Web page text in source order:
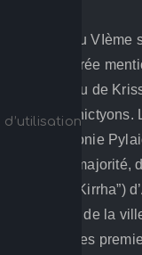
Au début du VIème
Guerre sacrée
de Kirrha ou de
et les Amphictyons.
l’Amphictyonie
avaient la majorité,
“plaine de Kirrha”)
destruction de la
organisés les